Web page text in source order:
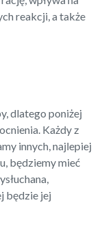
reakcji, a także
dlatego poniżej
Każdy z
innych, najlepiej
będziemy mieć
będzie jej